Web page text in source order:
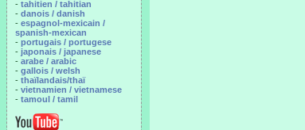
- tahitien / tahitian
- danois / danish
- espagnol-mexicain /
spanish-mexican
- portugais / portugese
- japonais / japanese
- arabe / arabic
- gallois / welsh
- thaïlandais/thaï
- vietnamien / vietnamese
- tamoul / tamil